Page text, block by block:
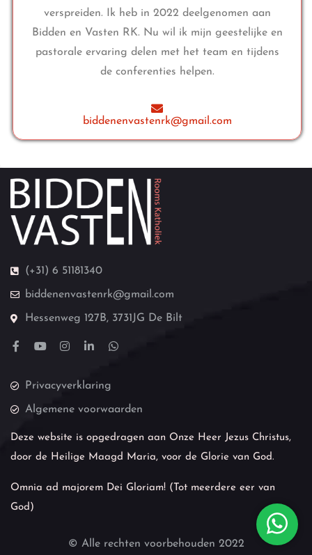
verspreiden. Ik heb in 2022 deelgenomen aan
Bidden en Vasten RK. Nu wil ik mijn geestelijke en
pastorale ervaring delen met het team en tijdens
de conferenties helpen.
biddenenvastenrk@gmail.com
(+31) 6 51181340
biddenenvastenrk@gmail.com
Hessenweg 127B, 3731JG De Bilt
Privacyverklaring
Algemene voorwaarden
Deze website is opgedragen aan Onze Heer Jezus Christus,
door de Heilige Maagd Maria, voor de Glorie van God.
Omnia ad majorem Dei Gloriam! (Tot meerdere eer van
God)
© Alle rechten voorbehouden 2022